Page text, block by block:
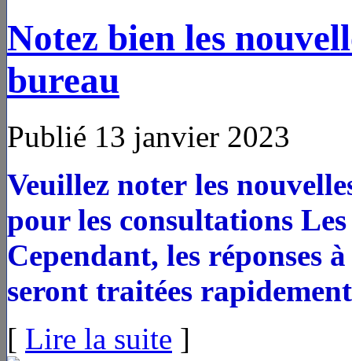
Notez bien les
bureau
Publié 13 janvier 2023
Veuillez noter les
pour les consultations
Cependant, les réponses
seront traitées rapidement
[ Lire la suite ]